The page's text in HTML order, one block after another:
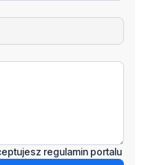
regulamin portalu